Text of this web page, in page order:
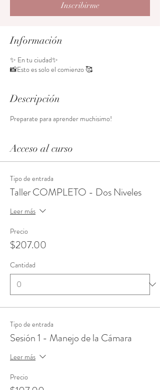
Inscribirme
Información
✨ En tu ciudad✨
📸Esto es solo el comienzo 🥰
Descripción
Preparate para aprender muchisimo!
Acceso al curso
Tipo de entrada
Taller COMPLETO - Dos Niveles
Leer más
Precio
$207.00
Cantidad
Tipo de entrada
Sesión 1 - Manejo de la Cámara
Leer más
Precio